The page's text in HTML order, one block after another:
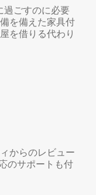
過ごすのに必要
を備えた家具付
を借りる代わり
からのレビュー
のサポートも付